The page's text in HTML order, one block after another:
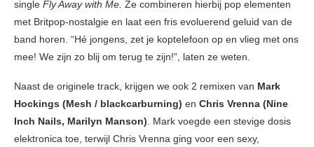
single Fly Away with Me. Ze combineren hierbij pop elementen
met Britpop-nostalgie en laat een fris evoluerend geluid van de
band horen. “Hé jongens, zet je koptelefoon op en vlieg met ons
mee! We zijn zo blij om terug te zijn!”, laten ze weten.
Naast de originele track, krijgen we ook 2 remixen van Mark
Hockings (Mesh / blackcarburning) en Chris Vrenna (Nine
Inch Nails, Marilyn Manson) . Mark voegde een stevige dosis
elektronica toe, terwijl Chris Vrenna ging voor een sexy,